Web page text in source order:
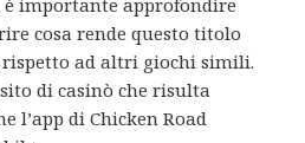
cosa rende questo titolo
ad altri giochi simili.
di casinò che risulta
l’app di Chicken Road